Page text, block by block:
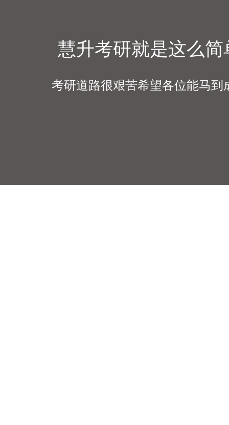
慧升考研就是这么简
考研道路很艰苦希望各位能马到